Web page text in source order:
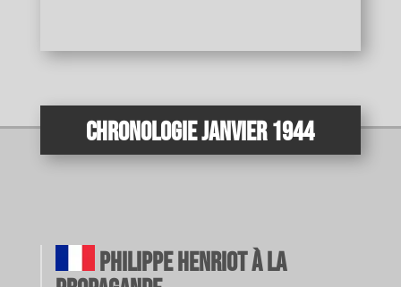
Chronologie Janvier 1944
Philippe Henriot à la